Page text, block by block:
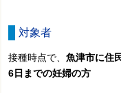
対象者
接種時点で、魚津市に住
6日までの妊婦の方